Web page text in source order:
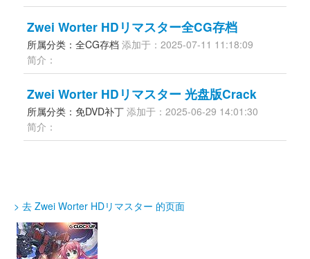
Zwei Worter HDリマスター全CG存档
所属分类：全CG存档 添加于：2025-07-11 11:18:09
简介：
Zwei Worter HDリマスター 光盘版Crack
所属分类：免DVD补丁 添加于：2025-06-29 14:01:30
简介：
> 去 Zwei Worter HDリマスター 的页面